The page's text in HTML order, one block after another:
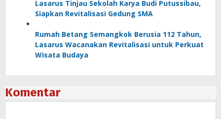
Lasarus Tinjau Sekolah Karya Budi Putussibau,
Siapkan Revitalisasi Gedung SMA
Rumah Betang Semangkok Berusia 112 Tahun,
Lasarus Wacanakan Revitalisasi untuk Perkuat
Wisata Budaya
Komentar